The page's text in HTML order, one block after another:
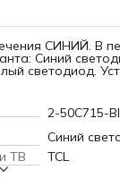
СИНИЙ. В
Синий
светодиод.
50С715 ТСЛ
LX20200309 THE-
50CF16
470мм
алюминий Цвет
с 1-м
2-50C715-
Синий
ТВ
TCL